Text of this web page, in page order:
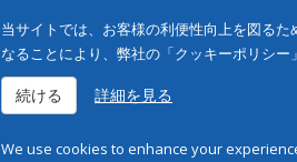
当サイトでは、お客様の利便性向上を図る
なることにより、弊社の「クッキーポリシ
続ける 詳細を見る
We use cookies to enhance your